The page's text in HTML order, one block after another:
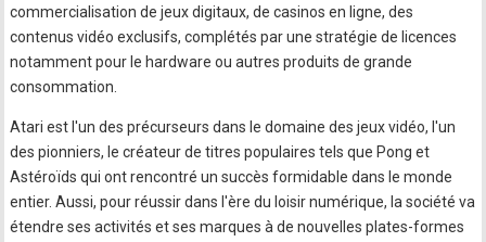
commercialisation de jeux digitaux, de casinos en ligne, des
contenus vidéo exclusifs, complétés par une stratégie de licences
notamment pour le hardware ou autres produits de grande
consommation.
Atari est l'un des précurseurs dans le domaine des jeux vidéo, l'un
des pionniers, le créateur de titres populaires tels que Pong et
Astéroïds qui ont rencontré un succès formidable dans le monde
entier. Aussi, pour réussir dans l'ère du loisir numérique, la société va
étendre ses activités et ses marques à de nouvelles plates-formes